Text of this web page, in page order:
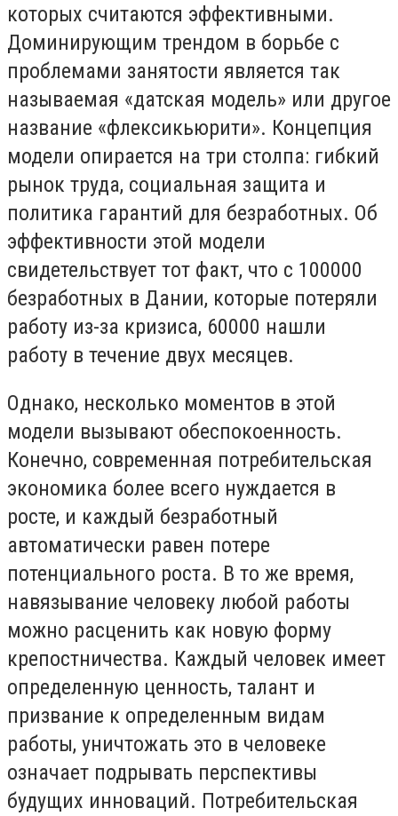
которых считаются эффективными.
Доминирующим трендом в борьбе с
проблемами занятости является так
называемая «датская модель» или другое
название «флексикьюрити». Концепция
модели опирается на три столпа: гибкий
рынок труда, социальная защита и
политика гарантий для безработных. Об
эффективности этой модели
свидетельствует тот факт, что с 100000
безработных в Дании, которые потеряли
работу из-за кризиса, 60000 нашли
работу в течение двух месяцев.
Однако, несколько моментов в этой
модели вызывают обеспокоенность.
Конечно, современная потребительская
экономика более всего нуждается в
росте, и каждый безработный
автоматически равен потере
потенциального роста. В то же время,
навязывание человеку любой работы
можно расценить как новую форму
крепостничества. Каждый человек имеет
определенную ценность, талант и
призвание к определенным видам
работы, уничтожать это в человеке
означает подрывать перспективы
будущих инноваций. Потребительская